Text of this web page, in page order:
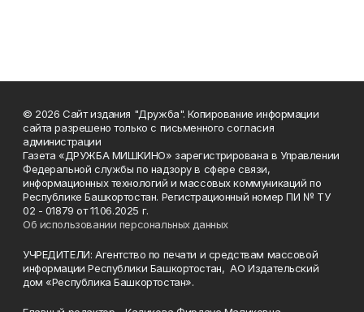
© 2026 Сайт издания "Дружба". Копирование информации
сайта разрешено только с письменного согласия
администрации
Газета «ДРУЖБА МИШКИНО» зарегистрирована в Управлении
Федеральной службы по надзору в сфере связи,
информационных технологий и массовых коммуникаций по
Республике Башкортостан. Регистрационный номер ПИ № ТУ
02 - 01879 от 11.06.2025 г.
Об использовании персональных данных
УЧРЕДИТЕЛИ: Агентство по печати и средствам массовой
информации Республики Башкортостан, АО Издательский
дом «Республика Башкортостан».